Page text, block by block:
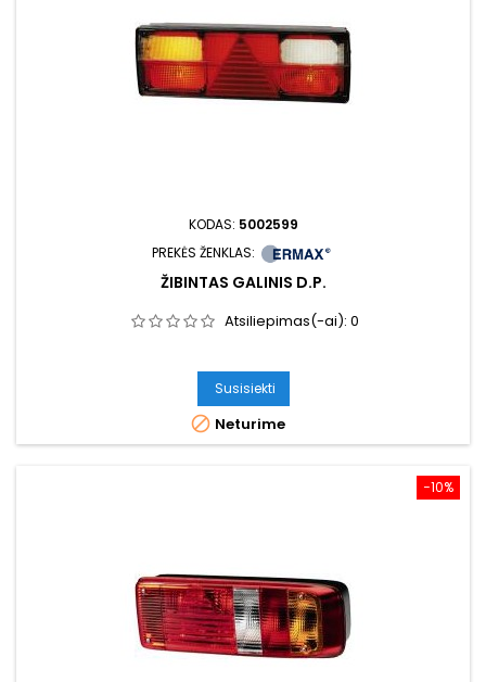
KODAS: 5002599
PREKĖS ŽENKLAS:
ŽIBINTAS GALINIS D.P.
Atsiliepimas(-ai): 0
Susisiekti
 Neturime
−10%